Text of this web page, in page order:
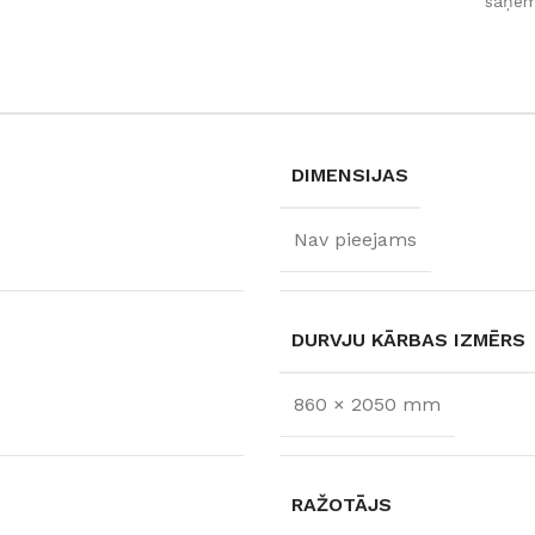
fasādem un mitrām
Flīzes
Skatīt
Grīdām un sienām
DIMENSIJAS
Nav pieejams
DURVJU KĀRBAS IZMĒRS
860 × 2050 mm
RAŽOTĀJS